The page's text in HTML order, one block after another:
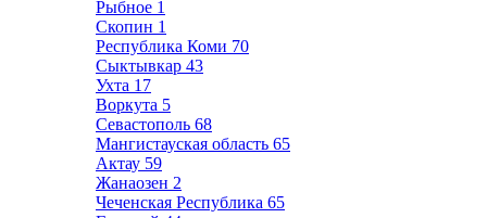
Рыбное 1
Скопин 1
Республика Коми 70
Сыктывкар 43
Ухта 17
Воркута 5
Севастополь 68
Мангистауская область 65
Актау 59
Жанаозен 2
Чеченская Республика 65